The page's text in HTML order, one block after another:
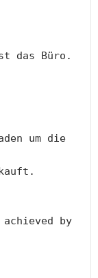
das Büro.
um die
by